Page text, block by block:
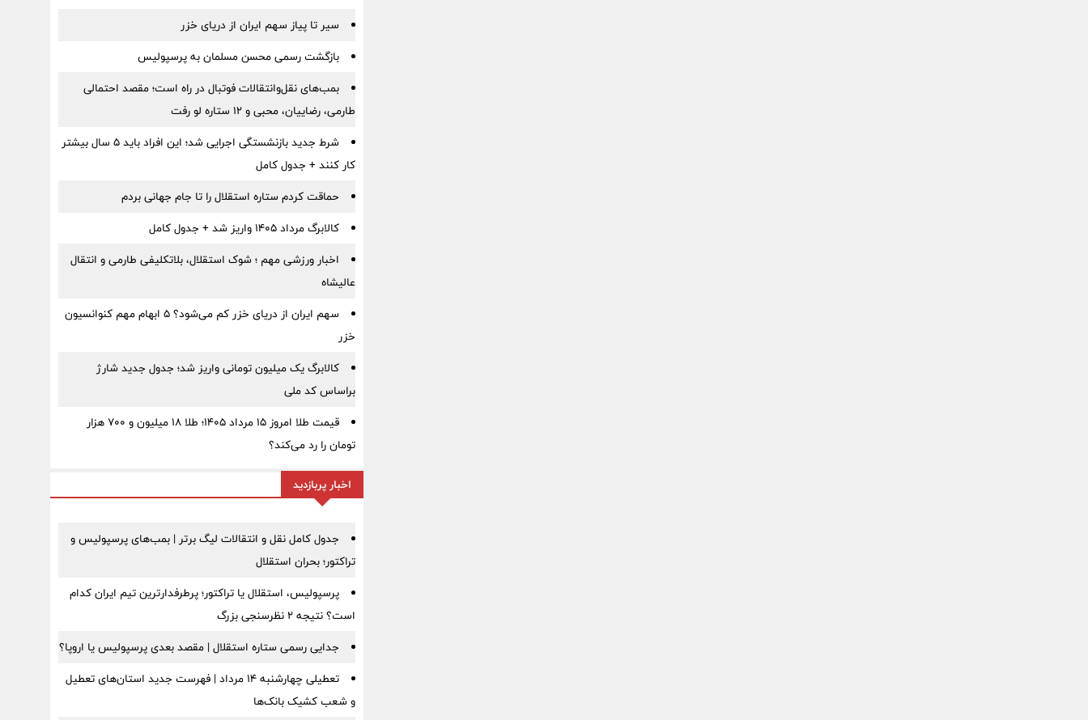
سیر تا پیاز سهم ایران از دریای خزر
بازگشت رسمی محسن مسلمان به پرسپولیس
بمب‌های نقل‌وانتقالات فوتبال در راه است؛ مقصد احتمالی
طارمی، رضاییان، محبی و ۱۲ ستاره لو رفت
شرط جدید بازنشستگی اجرایی شد؛ این افراد باید ۵ سال بیشتر
کار کنند + جدول کامل
حماقت کردم ستاره استقلال را تا جام جهانی بردم
کالابرگ مرداد ۱۴۰۵ واریز شد + جدول کامل
اخبار ورزشی مهم ؛ شوک استقلال، بلاتکلیفی طارمی و انتقال
عالیشاه
سهم ایران از دریای خزر کم می‌شود؟ ۵ ابهام مهم کنوانسیون
خزر
کالابرگ یک میلیون تومانی واریز شد؛ جدول جدید شارژ
براساس کد ملی
قیمت طلا امروز ۱۵ مرداد ۱۴۰۵؛ طلا ۱۸ میلیون و ۷۰۰ هزار
تومان را رد می‌کند؟
اخبار پربازدید
جدول کامل نقل و انتقالات لیگ برتر | بمب‌های پرسپولیس و
تراکتور؛ بحران استقلال
پرسپولیس، استقلال یا تراکتور؛ پرطرفدارترین تیم ایران کدام
است؟ نتیجه ۲ نظرسنجی بزرگ
جدایی رسمی ستاره استقلال | مقصد بعدی پرسپولیس یا اروپا؟
تعطیلی چهارشنبه ۱۴ مرداد | فهرست جدید استان‌های تعطیل
و شعب کشیک بانک‌ها